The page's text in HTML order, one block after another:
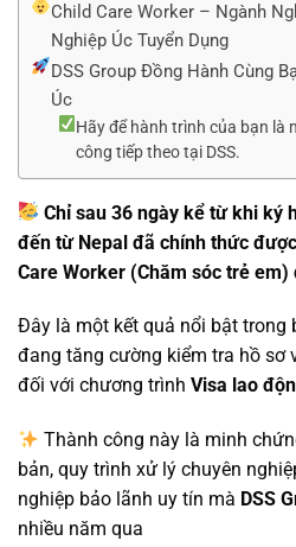
Child Care Worker – Ngành
Nghiệp Úc Tuyển Dụng
DSS Group Đồng Hành Cùng
Úc
Hãy để hành trình của bạn là
công tiếp theo tại DSS.
Chỉ sau 36 ngày kể từ khi ký
đến từ Nepal đã chính thức
Care Worker (Chăm sóc trẻ
Đây là một kết quả nổi bật trong
đang tăng cường kiểm tra hồ sơ
đối với chương trình Visa lao
Thành công này là minh
bản, quy trình xử lý chuyên
nghiệp bảo lãnh uy tín mà DSS
nhiều năm qua